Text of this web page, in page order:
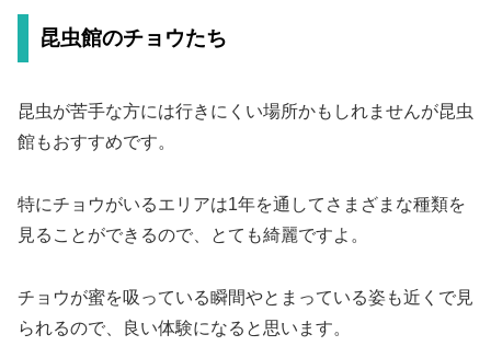
昆虫館のチョウたち
昆虫が苦手な方には行きにくい場所かもしれませんが昆虫
館もおすすめです。
特にチョウがいるエリアは1年を通してさまざまな種類を
見ることができるので、とても綺麗ですよ。
チョウが蜜を吸っている瞬間やとまっている姿も近くで見
られるので、良い体験になると思います。